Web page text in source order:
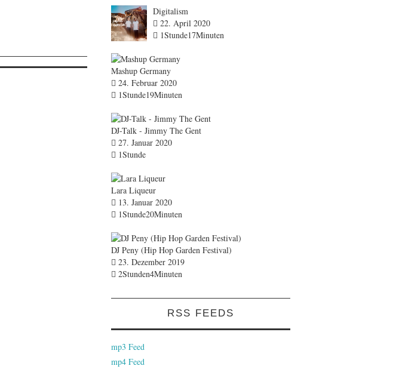
Digitalism
22. April 2020
1Stunde17Minuten
Mashup Germany
24. Februar 2020
1Stunde19Minuten
DJ-Talk - Jimmy The Gent
27. Januar 2020
1Stunde
Lara Liqueur
13. Januar 2020
1Stunde20Minuten
DJ Peny (Hip Hop Garden Festival)
23. Dezember 2019
2Stunden4Minuten
RSS FEEDS
mp3 Feed
mp4 Feed